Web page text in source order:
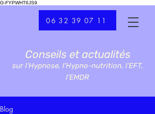
G-FYPWHT6JS9
06 32 39 07 11
Conseils et actualités
sur l'Hypnose, l'Hypno-nutrition, l'EFT,
l'EMDR
Blog